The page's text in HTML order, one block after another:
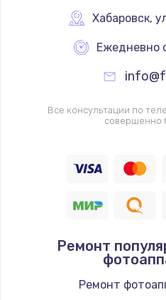
Хабаровск,
Ежедневно
Все консультации по
совершенно
Ремонт
Ремонт